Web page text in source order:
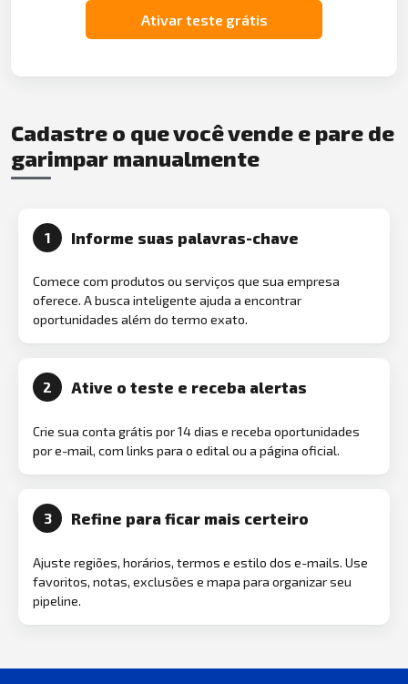
Ativar teste grátis
Cadastre o que você vende e pare de
garimpar manualmente
1 Informe suas palavras-chave
Comece com produtos ou serviços que sua empresa
oferece. A busca inteligente ajuda a encontrar
oportunidades além do termo exato.
2 Ative o teste e receba alertas
Crie sua conta grátis por 14 dias e receba oportunidades
por e-mail, com links para o edital ou a página oficial.
3 Refine para ficar mais certeiro
Ajuste regiões, horários, termos e estilo dos e-mails. Use
favoritos, notas, exclusões e mapa para organizar seu
pipeline.